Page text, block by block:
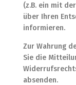
(z.B. ein mit
über Ihren
informieren.
Zur Wahrung
Sie die
absenden.